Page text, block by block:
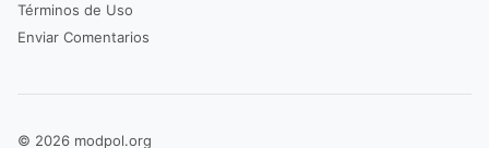
Términos de Uso
Enviar Comentarios
© 2026 modpol.org